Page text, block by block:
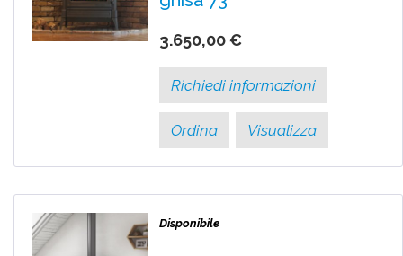
3.650,00 €
Richiedi informazioni
Ordina Visualizza
Disponibile